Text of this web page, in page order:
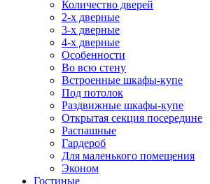
Количество дверей
2-х дверные
3-х дверные
4-х дверные
Особенности
Во всю стену
Встроенные шкафы-купе
Под потолок
Раздвижные шкафы-купе
Открытая секция посередине
Распашные
Гардероб
Для маленького помещения
Эконом
Гостиные